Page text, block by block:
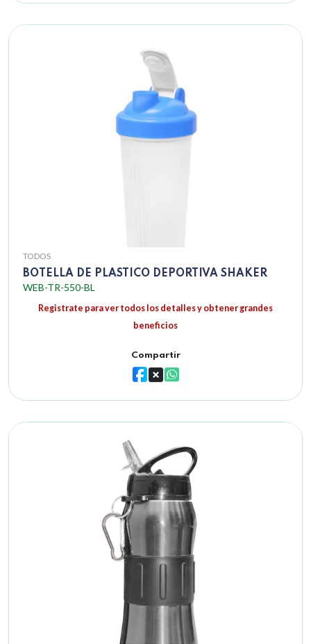
TODOS
BOTELLA DE PLASTICO DEPORTIVA SHAKER
WEB-TR-550-BL
Registrate para ver todos los detalles y obtener grandes
beneficios
Compartir